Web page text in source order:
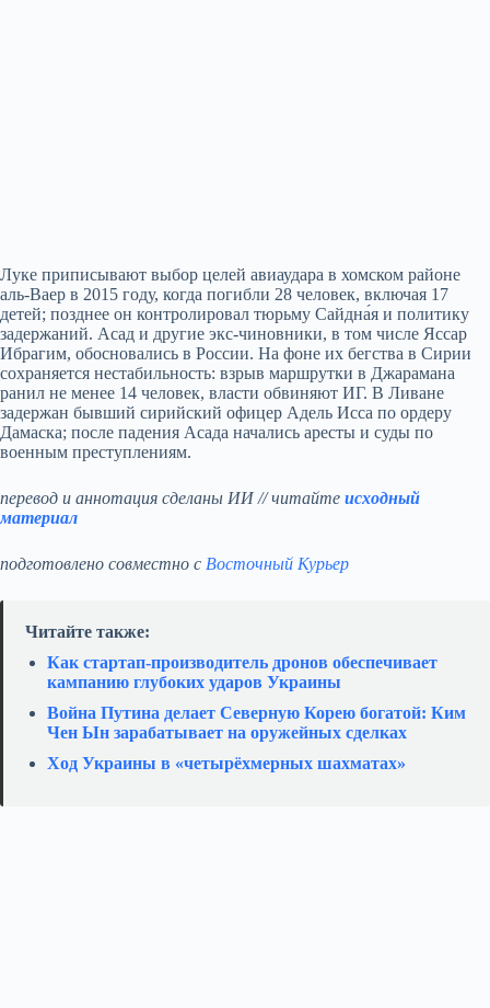
Луке приписывают выбор целей авиаудара в хомском районе
аль-Ваер в 2015 году, когда погибли 28 человек, включая 17
детей; позднее он контролировал тюрьму Сайдна́я и политику
задержаний. Асад и другие экс-чиновники, в том числе Яссар
Ибрагим, обосновались в России. На фоне их бегства в Сирии
сохраняется нестабильность: взрыв маршрутки в Джарамана
ранил не менее 14 человек, власти обвиняют ИГ. В Ливане
задержан бывший сирийский офицер Адель Исса по ордеру
Дамаска; после падения Асада начались аресты и суды по
военным преступлениям.
перевод и аннотация сделаны ИИ // читайте исходный
материал
подготовлено совместно с Восточный Курьер
Читайте также:
Как стартап‑производитель дронов обеспечивает
кампанию глубоких ударов Украины
Война Путина делает Северную Корею богатой: Ким
Чен Ын зарабатывает на оружейных сделках
Ход Украины в «четырёхмерных шахматах»